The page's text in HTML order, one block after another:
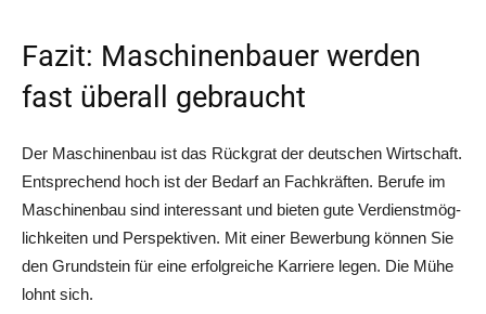
Fazit: Maschinenbauer werden
fast überall gebraucht
Der Maschi­nen­bau ist das Rück­grat der deut­schen Wirt­schaft.
Ent­spre­chend hoch ist der Bedarf an Fach­kräf­ten. Beru­fe im
Maschi­nen­bau sind inter­es­sant und bie­ten gute Ver­dienst­mög­
lich­kei­ten und Per­spek­ti­ven. Mit einer Bewer­bung kön­nen Sie
den Grund­stein für eine erfolg­rei­che Kar­rie­re legen. Die Mühe
lohnt sich.